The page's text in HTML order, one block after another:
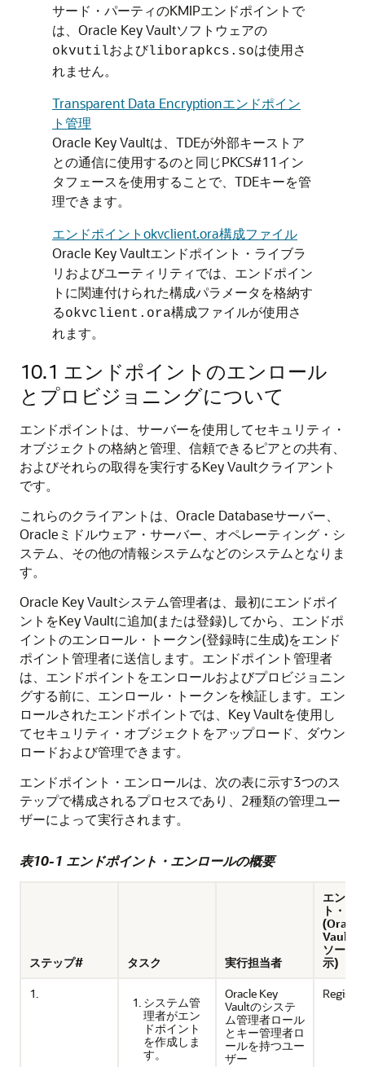
サード・パーティのKMIPエンドポイントで
は、Oracle Key Vaultソフトウェアの
okvutilおよびliborapkcs.soは使用さ
れません。
Transparent Data Encryptionエンドポイン
ト管理
Oracle Key Vaultは、TDEが外部キーストア
との通信に使用するのと同じPKCS#11イン
タフェースを使用することで、TDEキーを管
理できます。
エンドポイントokvclient.ora構成ファイル
Oracle Key Vaultエンドポイント・ライブラ
リおよびユーティリティでは、エンドポイン
トに関連付けられた構成パラメータを格納す
るokvclient.ora構成ファイルが使用さ
れます。
10.1 エンドポイントのエンロール
とプロビジョニングについて
エンドポイントは、サーバーを使用してセキュリティ・
オブジェクトの格納と管理、信頼できるピアとの共有、
およびそれらの取得を実行するKey Vaultクライアント
です。
これらのクライアントは、Oracle Databaseサーバー、
Oracleミドルウェア・サーバー、オペレーティング・シ
ステム、その他の情報システムなどのシステムとなりま
す。
Oracle Key Vaultシステム管理者は、最初にエンドポイ
ントをKey Vaultに追加(または登録)してから、エンドポ
イントのエンロール・トークン(登録時に生成)をエンド
ポイント管理者に送信します。エンドポイント管理者
は、エンドポイントをエンロールおよびプロビジョニン
グする前に、エンロール・トークンを検証します。エン
ロールされたエンドポイントでは、Key Vaultを使用し
てセキュリティ・オブジェクトをアップロード、ダウン
ロードおよび管理できます。
エンドポイント・エンロールは、次の表に示す3つのス
テップで構成されるプロセスであり、2種類の管理ユー
ザーによって実行されます。
表10-1 エンドポイント・エンロールの概要
ステップ# タスク 実行担当者
エンド
ト・ス
(Oracle
Vault管
ソール
示)
1.
システム管
理者がエン
ドポイント
を作成しま
す。
Oracle Key
Vaultのシステ
ム管理者ロール
とキー管理者ロ
ールを持つユー
ザー